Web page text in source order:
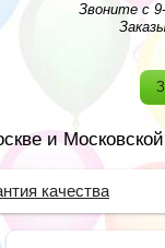
Звоните с
и
качества